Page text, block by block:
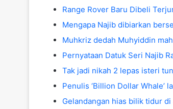
Range Rover Baru Dibeli
Mengapa Najib dibiarkan
Muhkriz dedah Muhyiddin
Pernyataan Datuk Seri Najib
Tak jadi nikah 2 lepas isteri
Penulis ‘Billion Dollar Whale’
Gelandangan hias bilik tidur